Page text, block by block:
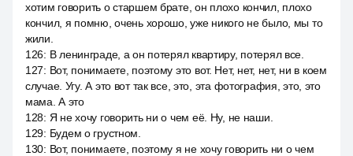
хотим говорить о старшем брате, он плохо кончил, плохо
кончил, я помню, очень хорошо, уже никого не было, мы то
жили.
126: В ленинграде, а он потерял квартиру, потерял все.
127: Вот, понимаете, поэтому это вот. Нет, нет, нет, ни в коем
случае. Угу. А это вот так все, это, эта фотография, это, это
мама. А это
128: Я не хочу говорить ни о чем её. Ну, не наши.
129: Будем о грустном.
130: Вот, понимаете, поэтому я не хочу говорить ни о чем